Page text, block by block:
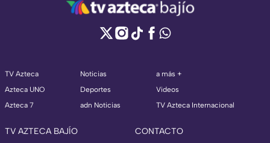
TV Azteca
Azteca UNO
Azteca 7
Noticias
Deportes
adn Noticias
a más +
Videos
TV Azteca Internacional
TV AZTECA BAJÍO CONTACTO